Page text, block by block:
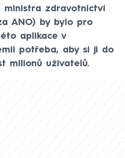
ministra zdravotnictví
ANO) by bylo pro
aplikace v
potřeba, aby si ji do
milionů uživatelů.